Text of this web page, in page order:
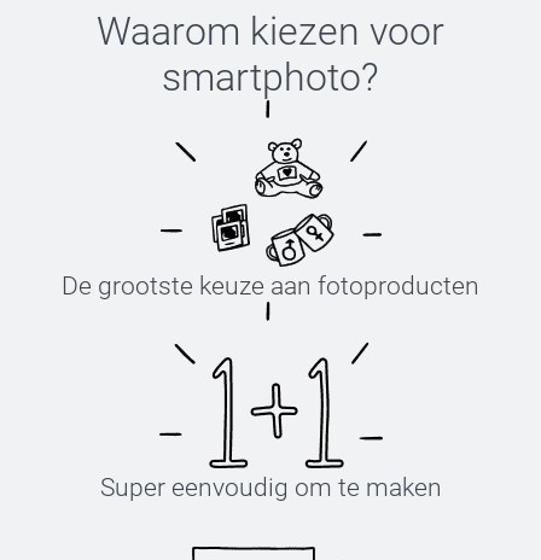
Waarom kiezen voor
smartphoto?
De grootste keuze aan fotoproducten
Super eenvoudig om te maken